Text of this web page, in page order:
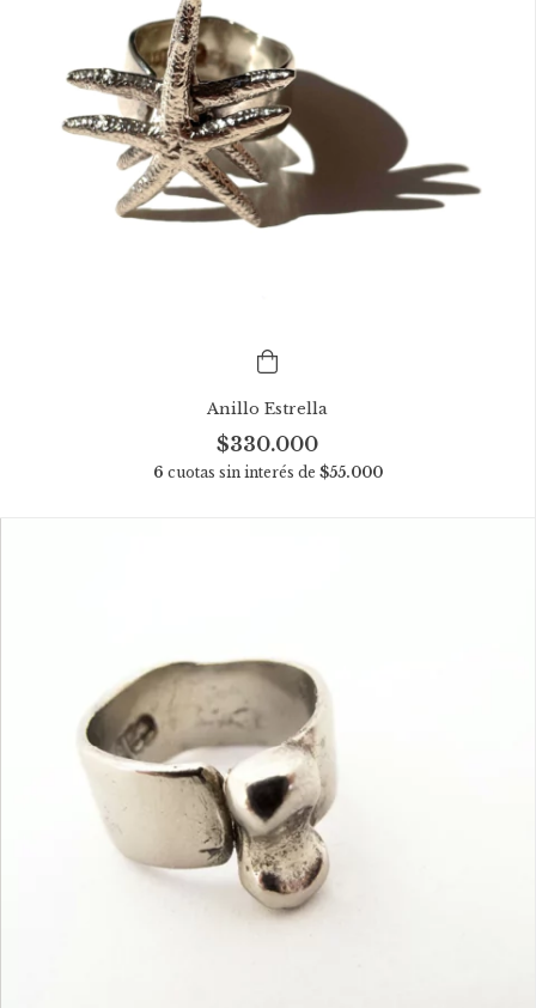
Anillo Estrella
$330.000
6 cuotas sin interés de $55.000